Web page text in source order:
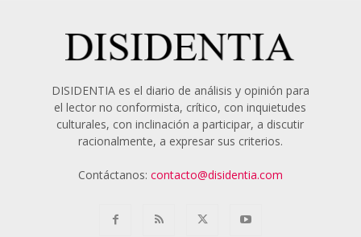
DISIDENTIA es el diario de análisis y opinión para
el lector no conformista, crítico, con inquietudes
culturales, con inclinación a participar, a discutir
racionalmente, a expresar sus criterios.
Contáctanos: contacto@disidentia.com